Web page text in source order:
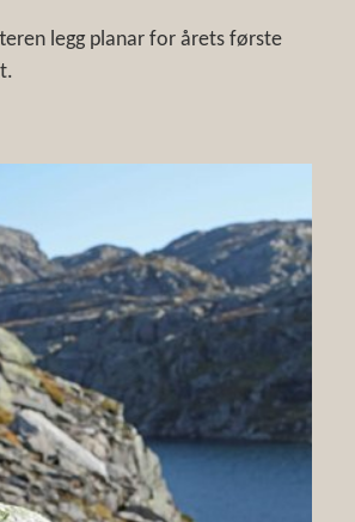
legg planar for årets første